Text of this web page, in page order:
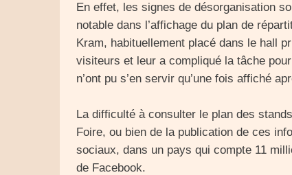
En effet, les signes de désorganisation
notable dans l’affichage du plan de
Kram, habituellement placé dans le hall
visiteurs et leur a compliqué la tâche
n’ont pu s’en servir qu’une fois affiché
La difficulté à consulter le plan des
Foire, ou bien de la publication de ces
sociaux, dans un pays qui compte 11
de Facebook.